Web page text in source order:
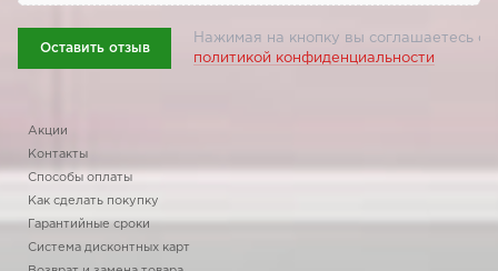
Оставить отзыв
Нажимая на кнопку вы соглашаетесь с
политикой конфиденциальности
Акции
Контакты
Способы оплаты
Как сделать покупку
Гарантийные сроки
Система дисконтных карт